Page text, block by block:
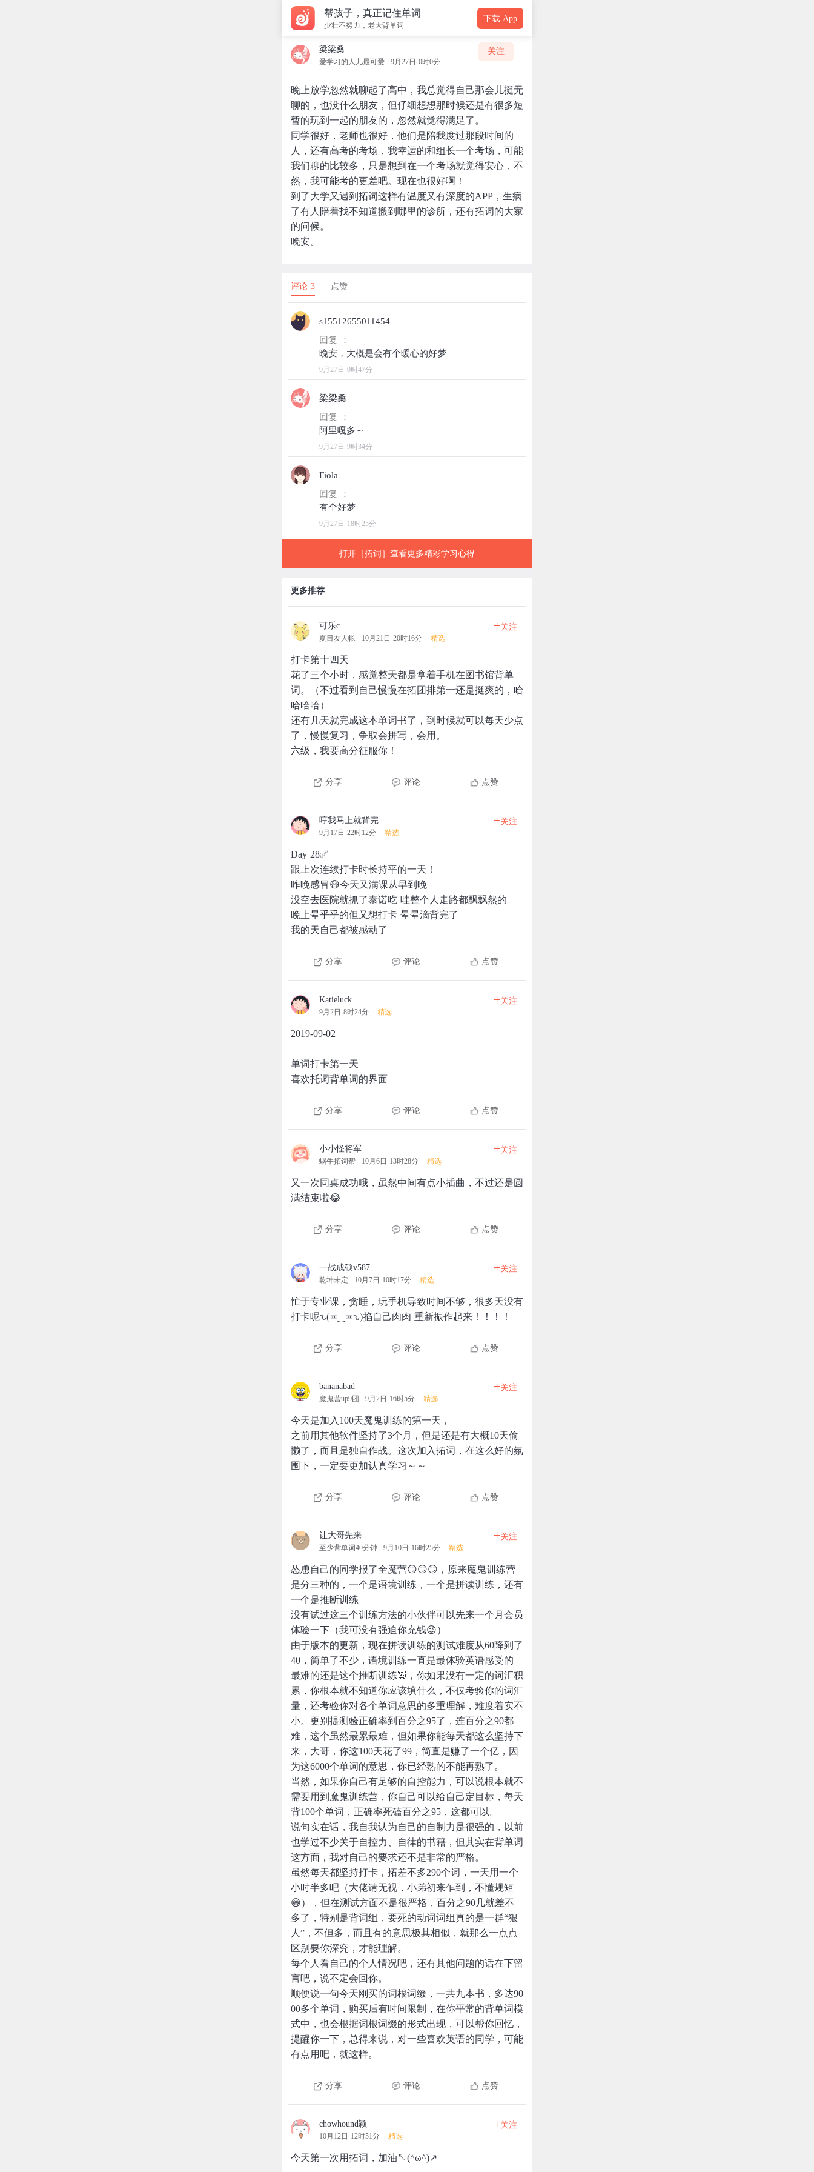
帮孩子，真正记住单词
少壮不努力，老大背单词
下载 App
梁梁桑
爱学习的人儿最可爱 9月27日 0时0分
关注
晚上放学忽然就聊起了高中，我总觉得自己那会儿挺无
聊的，也没什么朋友，但仔细想想那时候还是有很多短
暂的玩到一起的朋友的，忽然就觉得满足了。
同学很好，老师也很好，他们是陪我度过那段时间的
人，还有高考的考场，我幸运的和组长一个考场，可能
我们聊的比较多，只是想到在一个考场就觉得安心，不
然，我可能考的更差吧。现在也很好啊！
到了大学又遇到拓词这样有温度又有深度的APP，生病
了有人陪着找不知道搬到哪里的诊所，还有拓词的大家
的问候。
晚安。
评论 3 点赞
s15512655011454
回复 ：
9月27日 0时47分
梁梁桑
回复 ：
9月27日 9时34分
Fiola
回复 ：
9月27日 18时25分
打开［拓词］查看更多精彩学习心得
更多推荐
可乐c
夏目友人帐 10月21日 20时16分 精选
+关注
打卡第十四天
花了三个小时，感觉整天都是拿着手机在图书馆背单
词。（不过看到自己慢慢在拓团排第一还是挺爽的，哈
哈哈哈）
还有几天就完成这本单词书了，到时候就可以每天少点
了，慢慢复习，争取会拼写，会用。
六级，我要高分征服你！
分享 评论 点赞
哼我马上就背完
9月17日 22时12分 精选
+关注
Day 28✅
跟上次连续打卡时长持平的一天！
昨晚感冒😷今天又满课从早到晚
没空去医院就抓了泰诺吃 哇整个人走路都飘飘然的
晚上晕乎乎的但又想打卡 晕晕滴背完了
我的天自己都被感动了
分享 评论 点赞
Katieluck
9月2日 8时24分 精选
+关注
2019-09-02
单词打卡第一天
喜欢托词背单词的界面
分享 评论 点赞
小小怪将军
蜗牛拓词帮 10月6日 13时28分 精选
+关注
又一次同桌成功哦，虽然中间有点小插曲，不过还是圆
满结束啦😂
分享 评论 点赞
一战成硕v587
乾坤未定 10月7日 10时17分 精选
+关注
忙于专业课，贪睡，玩手机导致时间不够，很多天没有
打卡呢ԅ(≖‿≖ԅ)掐自己肉肉 重新振作起来！！！！
分享 评论 点赞
bananabad
魔鬼营up9团 9月2日 16时5分 精选
+关注
今天是加入100天魔鬼训练的第一天，
之前用其他软件坚持了3个月，但是还是有大概10天偷
懒了，而且是独自作战。这次加入拓词，在这么好的氛
围下，一定要更加认真学习～～
分享 评论 点赞
让大哥先来
至少背单词40分钟 9月10日 16时25分 精选
+关注
怂恿自己的同学报了全魔营😏😏😏，原来魔鬼训练营
是分三种的，一个是语境训练，一个是拼读训练，还有
一个是推断训练
没有试过这三个训练方法的小伙伴可以先来一个月会员
体验一下（我可没有强迫你充钱😉）
由于版本的更新，现在拼读训练的测试难度从60降到了
40，简单了不少，语境训练一直是最体验英语感受的
最难的还是这个推断训练👿，你如果没有一定的词汇积
累，你根本就不知道你应该填什么，不仅考验你的词汇
量，还考验你对各个单词意思的多重理解，难度着实不
小。更别提测验正确率到百分之95了，连百分之90都
难，这个虽然最累最难，但如果你能每天都这么坚持下
来，大哥，你这100天花了99，简直是赚了一个亿，因
为这6000个单词的意思，你已经熟的不能再熟了。
当然，如果你自己有足够的自控能力，可以说根本就不
需要用到魔鬼训练营，你自己可以给自己定目标，每天
背100个单词，正确率死磕百分之95，这都可以。
说句实在话，我自我认为自己的自制力是很强的，以前
也学过不少关于自控力、自律的书籍，但其实在背单词
这方面，我对自己的要求还不是非常的严格。
虽然每天都坚持打卡，拓差不多290个词，一天用一个
小时半多吧（大佬请无视，小弟初来乍到，不懂规矩
😁），但在测试方面不是很严格，百分之90几就差不
多了，特别是背词组，要死的动词词组真的是一群“狠
人”，不但多，而且有的意思极其相似，就那么一点点
区别要你深究，才能理解。
每个人看自己的个人情况吧，还有其他问题的话在下留
言吧，说不定会回你。
顺便说一句今天刚买的词根词缀，一共九本书，多达90
00多个单词，购买后有时间限制，在你平常的背单词模
式中，也会根据词根词缀的形式出现，可以帮你回忆，
提醒你一下，总得来说，对一些喜欢英语的同学，可能
有点用吧，就这样。
分享 评论 点赞
chowhound颖
10月12日 12时51分 精选
+关注
今天第一次用拓词，加油↖(^ω^)↗